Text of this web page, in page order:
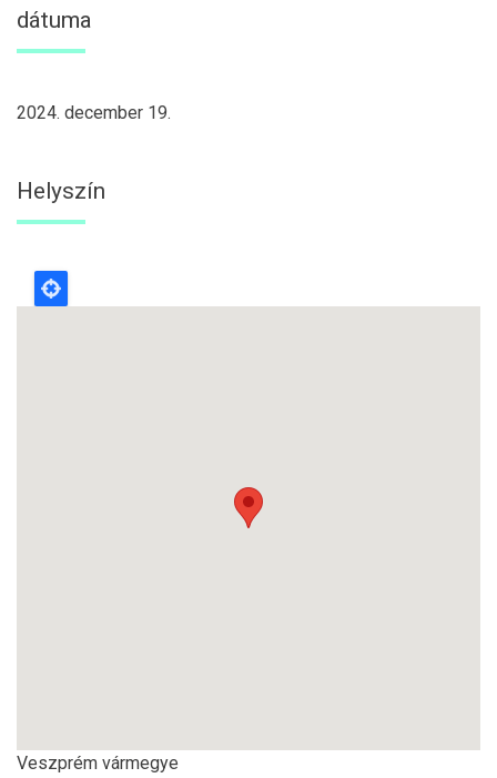
dátuma
2024. december 19.
Helyszín
Veszprém vármegye